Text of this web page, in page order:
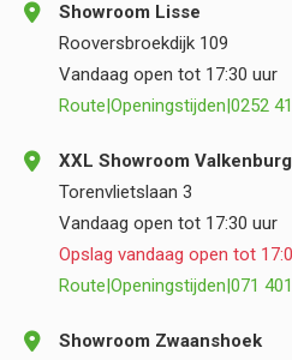
Showroom Lisse
Rooversbroekdijk 109
Vandaag open tot 17:30 uur
Route Openingstijden 0252
XXL Showroom
Torenvlietslaan 3
Vandaag open tot 17:30 uur
Opslag vandaag open tot
Route Openingstijden 071
Showroom Zwaanshoek